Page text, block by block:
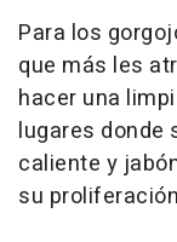
Para los
que más les
hacer una
lugares donde
caliente y
su